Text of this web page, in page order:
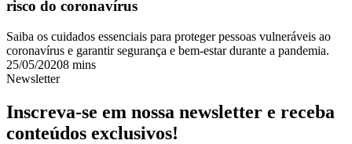
risco do coronavírus
Saiba os cuidados essenciais para proteger pessoas vulneráveis ao
coronavírus e garantir segurança e bem-estar durante a pandemia.
25/05/20208 mins
Newsletter
Inscreva-se em nossa newsletter e receba
conteúdos exclusivos!